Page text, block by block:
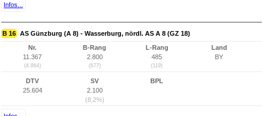
Infos...
B 16 AS Günzburg (A 8) - Wasserburg, nördl. AS A 8 (GZ 18)
Nr.
11.367
(4.864)
B-Rang
2.800
(677)
L-Rang
485
(119)
Land
BY
DTV
25.604
SV
2.100
(8,2%)
BPL